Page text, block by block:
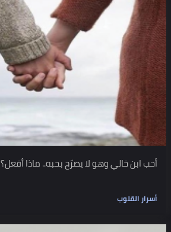
أحب ابن خالي وهو لا يصرّح بحبه.. ماذا أفعل؟
أسرار القلوب